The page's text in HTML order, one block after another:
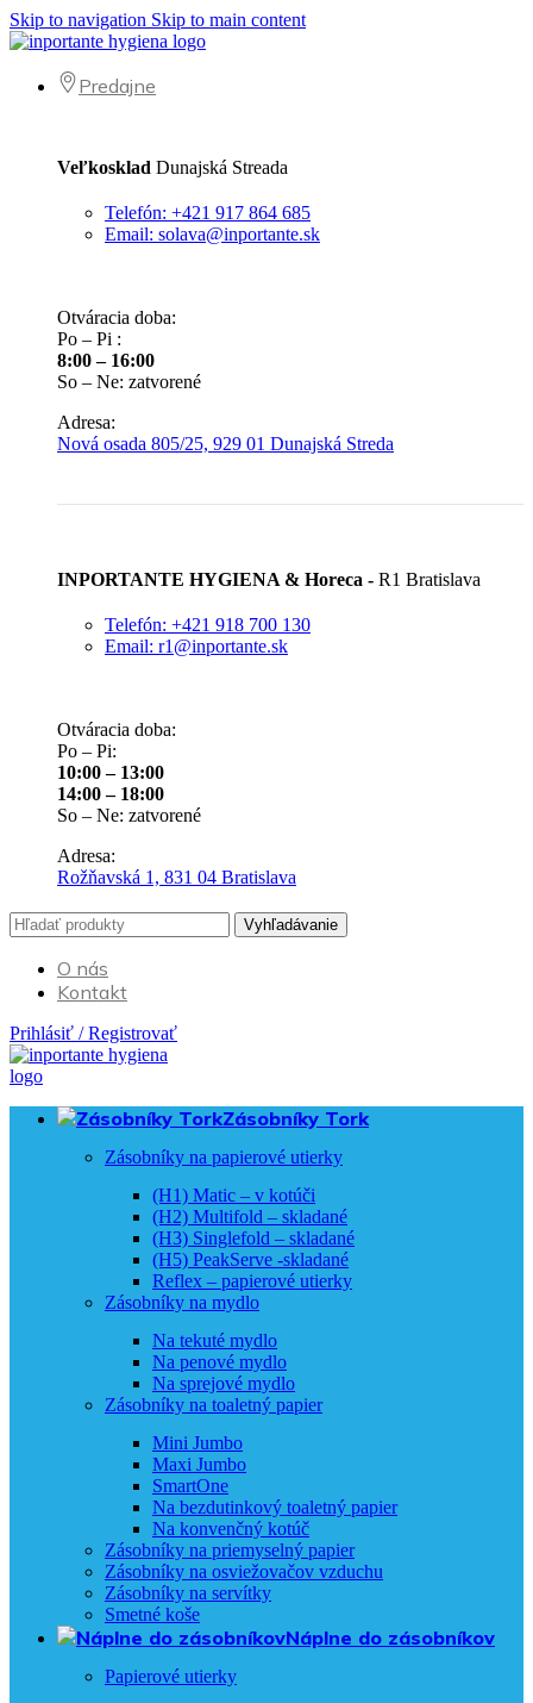
Skip to navigation Skip to main content
Predajne
Veľkosklad Dunajská Streada
Telefón: +421 917 864 685
Email: solava@inportante.sk
Otváracia doba:
Po – Pi :
8:00 – 16:00
So – Ne: zatvorené
Adresa:
Nová osada 805/25, 929 01 Dunajská Streda
INPORTANTE HYGIENA & Horeca - R1 Bratislava
Telefón: +421 918 700 130
Email: r1@inportante.sk
Otváracia doba:
Po – Pi:
10:00 – 13:00
14:00 – 18:00
So – Ne: zatvorené
Adresa:
Rožňavská 1, 831 04 Bratislava
Vyhľadávanie
O nás
Kontakt
Prihlásiť / Registrovať
Zásobníky Tork
Zásobníky na papierové utierky
(H1) Matic – v kotúči
(H2) Multifold – skladané
(H3) Singlefold – skladané
(H5) PeakServe -skladané
Reflex – papierové utierky
Zásobníky na mydlo
Na tekuté mydlo
Na penové mydlo
Na sprejové mydlo
Zásobníky na toaletný papier
Mini Jumbo
Maxi Jumbo
SmartOne
Na bezdutinkový toaletný papier
Na konvenčný kotúč
Zásobníky na priemyselný papier
Zásobníky na osviežovačov vzduchu
Zásobníky na servítky
Smetné koše
Náplne do zásobníkov
Papierové utierky